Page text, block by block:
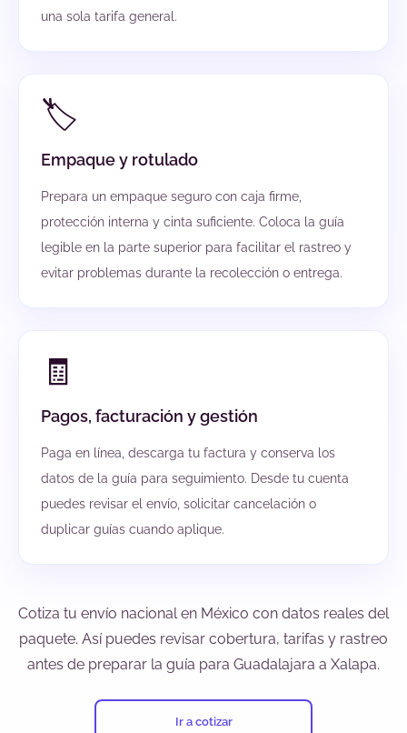
una sola tarifa general.
🏷️
Empaque y rotulado
Prepara un empaque seguro con caja firme,
protección interna y cinta suficiente. Coloca la guía
legible en la parte superior para facilitar el rastreo y
evitar problemas durante la recolección o entrega.
🧾
Pagos, facturación y gestión
Paga en línea, descarga tu factura y conserva los
datos de la guía para seguimiento. Desde tu cuenta
puedes revisar el envío, solicitar cancelación o
duplicar guías cuando aplique.
Cotiza tu envío nacional en México con datos reales del
paquete. Así puedes revisar cobertura, tarifas y rastreo
antes de preparar la guía para Guadalajara a Xalapa.
Ir a cotizar